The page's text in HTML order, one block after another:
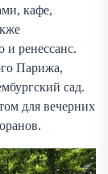
кафе,
и ренессанс.
Парижа,
сад.
для вечерних